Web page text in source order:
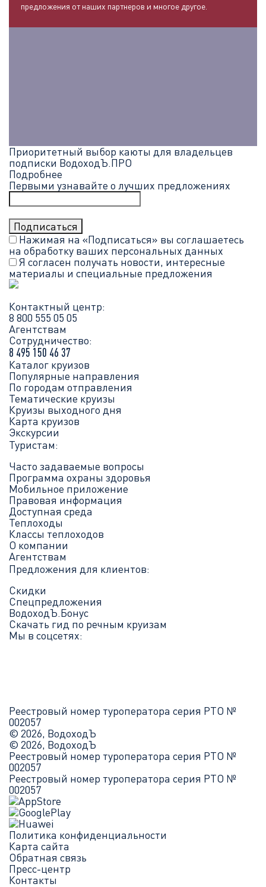
предложения от наших партнеров и многое другое.
Приоритетный выбор каюты для владельцев
подписки ВодоходЪ.ПРО
Подробнее
Первыми узнавайте о лучших предложениях
Нажимая на «Подписаться» вы соглашаетесь
на обработку ваших персональных данных
Я согласен получать новости, интересные
материалы и специальные предложения
Контактный центр:
8 800 555 05 05
Агентствам
Сотрудничество:
8 495 150 46 37
Каталог круизов
Популярные направления
По городам отправления
Тематические круизы
Круизы выходного дня
Карта круизов
Экскурсии
Туристам:
Часто задаваемые вопросы
Программа охраны здоровья
Мобильное приложение
Правовая информация
Доступная среда
Теплоходы
Классы теплоходов
О компании
Агентствам
Предложения для клиентов:
Скидки
Спецпредложения
ВодоходЪ.Бонус
Скачать гид по речным круизам
Мы в соцсетях:
Реестровый номер туроператора серия РТО №
002057
© 2026, ВодоходЪ
© 2026, ВодоходЪ
Реестровый номер туроператора серия РТО №
002057
Реестровый номер туроператора серия РТО №
002057
Политика конфиденциальности
Карта сайта
Обратная связь
Пресс-центр
Контакты